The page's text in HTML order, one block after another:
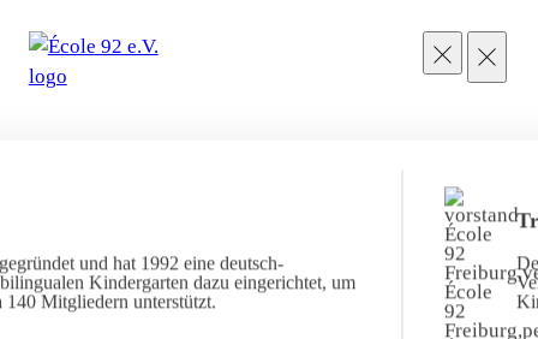
und hat 1992 eine deutsch-
Kindergarten dazu eingerichtet, um
Mitgliedern unterstützt.